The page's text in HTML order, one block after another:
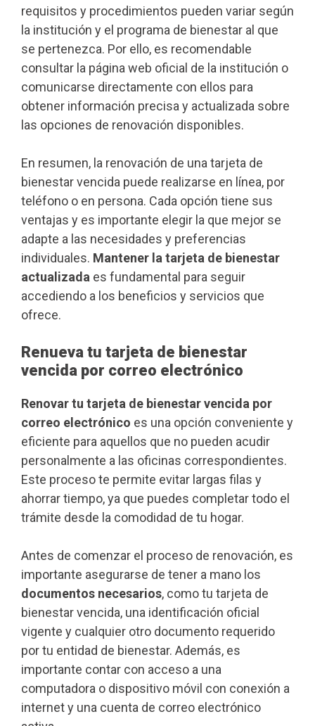
requisitos y procedimientos pueden variar según
la institución y el programa de bienestar al que
se pertenezca. Por ello, es recomendable
consultar la página web oficial de la institución o
comunicarse directamente con ellos para
obtener información precisa y actualizada sobre
las opciones de renovación disponibles.
En resumen, la renovación de una tarjeta de
bienestar vencida puede realizarse en línea, por
teléfono o en persona. Cada opción tiene sus
ventajas y es importante elegir la que mejor se
adapte a las necesidades y preferencias
individuales. Mantener la tarjeta de bienestar
actualizada es fundamental para seguir
accediendo a los beneficios y servicios que
ofrece.
Renueva tu tarjeta de bienestar
vencida por correo electrónico
Renovar tu tarjeta de bienestar vencida por
correo electrónico es una opción conveniente y
eficiente para aquellos que no pueden acudir
personalmente a las oficinas correspondientes.
Este proceso te permite evitar largas filas y
ahorrar tiempo, ya que puedes completar todo el
trámite desde la comodidad de tu hogar.
Antes de comenzar el proceso de renovación, es
importante asegurarse de tener a mano los
documentos necesarios, como tu tarjeta de
bienestar vencida, una identificación oficial
vigente y cualquier otro documento requerido
por tu entidad de bienestar. Además, es
importante contar con acceso a una
computadora o dispositivo móvil con conexión a
internet y una cuenta de correo electrónico